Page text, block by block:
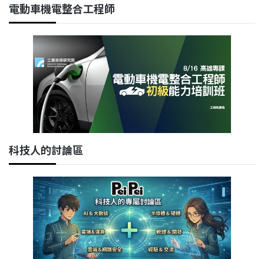
電動車機電整合工程師
科技人的討論區